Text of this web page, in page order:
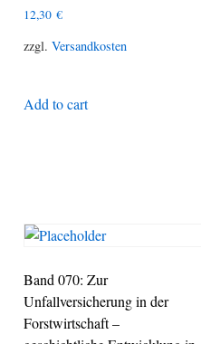
12,30 €
zzgl. Versandkosten
Add to cart
Band 070: Zur
Unfallversicherung in der
Forstwirtschaft –